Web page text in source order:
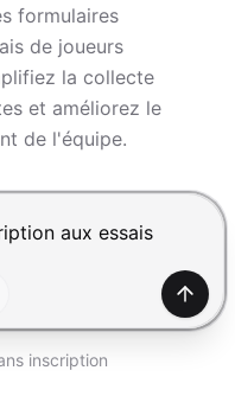
formulaires
de joueurs
la collecte
et améliorez le
de l'équipe.
Maj+Entrée pour
inscription